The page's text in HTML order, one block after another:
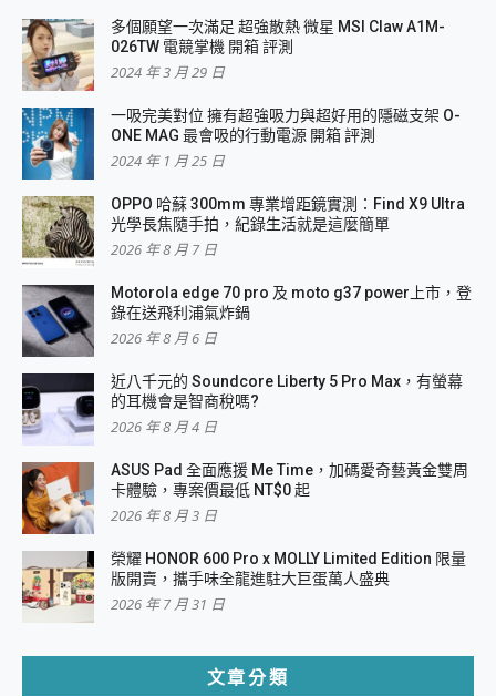
多個願望一次滿足 超強散熱 微星 MSI Claw A1M-
026TW 電競掌機 開箱 評測
2024 年 3 月 29 日
一吸完美對位 擁有超強吸力與超好用的隱磁支架 O-
ONE MAG 最會吸的行動電源 開箱 評測
2024 年 1 月 25 日
OPPO 哈蘇 300mm 專業增距鏡實測：Find X9 Ultra
光學長焦隨手拍，紀錄生活就是這麼簡單
2026 年 8 月 7 日
Motorola edge 70 pro 及 moto g37 power上市，登
錄在送飛利浦氣炸鍋
2026 年 8 月 6 日
近八千元的 Soundcore Liberty 5 Pro Max，有螢幕
的耳機會是智商稅嗎?
2026 年 8 月 4 日
ASUS Pad 全面應援 Me Time，加碼愛奇藝黃金雙周
卡體驗，專案價最低 NT$0 起
2026 年 8 月 3 日
榮耀 HONOR 600 Pro x MOLLY Limited Edition 限量
版開賣，攜手味全龍進駐大巨蛋萬人盛典
2026 年 7 月 31 日
文章分類